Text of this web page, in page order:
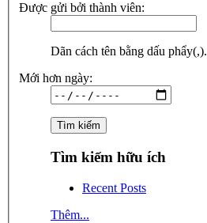
Được gửi bởi thành viên:
Dãn cách tên bằng dấu phẩy(,).
Mới hơn ngày:
Tìm kiếm hữu ích
Recent Posts
Thêm...